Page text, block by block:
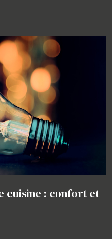
cuisine : confort et